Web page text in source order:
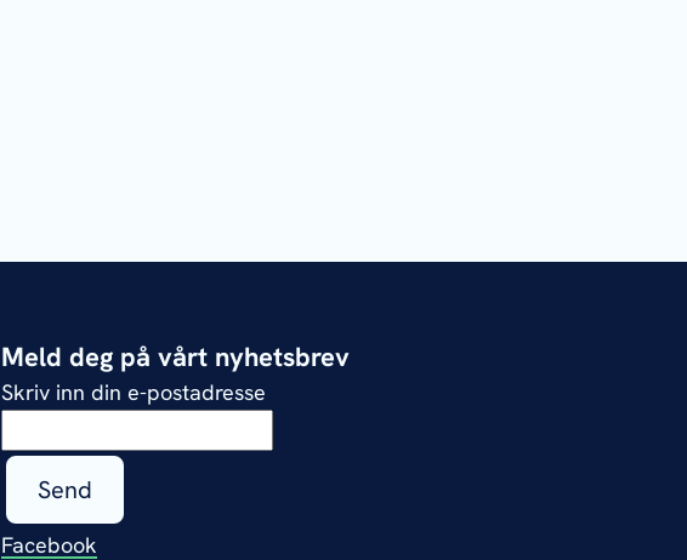
Meld deg på vårt nyhetsbrev
Skriv inn din e-postadresse
Send
Facebook